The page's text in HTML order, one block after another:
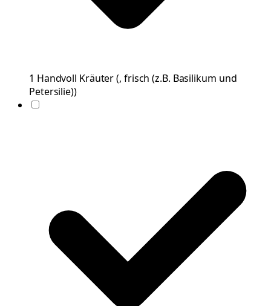
1 Handvoll Kräuter(, frisch (z.B. Basilikum und
Petersilie))